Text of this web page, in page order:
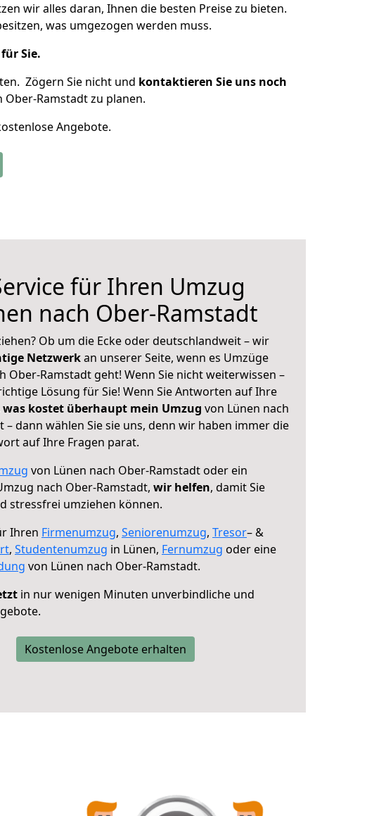
wir alles daran, Ihnen die besten Preise zu bieten.
was umgezogen werden muss.
Sie.
Zögern Sie nicht und kontaktieren Sie uns noch
Ramstadt zu planen.
Angebote.
für Ihren Umzug
nach Ober-Ramstadt
Ob um die Ecke oder deutschlandweit – wir
Netzwerkan unserer Seite, wenn es Umzüge
Ober-Ramstadt geht! Wenn Sie nicht weiterwissen –
Lösung für Sie! Wenn Sie Antworten auf Ihre
was kostet überhaupt mein Umzug von Lünen nach
– dann wählen Sie sie uns, denn wir haben immer die
auf Ihre Fragen parat.
von Lünen nach Ober-Ramstadt oder ein
nach Ober-Ramstadt, wir helfen, damit Sie
stressfrei umziehen können.
Ihren Firmenumzug, Seniorenumzug, Tresor– &
, Studentenumzug in Lünen, Fernumzug oder eine
von Lünen nach Ober-Ramstadt.
in nur wenigen Minuten unverbindliche und
Kostenlose Angebote erhalten